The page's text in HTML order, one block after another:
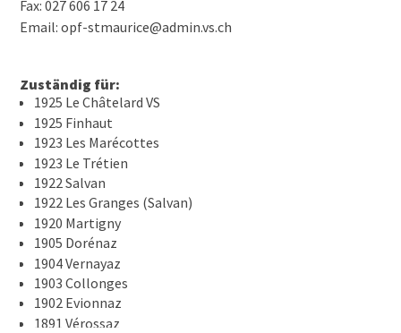
Fax: 027 606 17 24
Email: opf-stmaurice@admin.vs.ch
Zuständig für:
1925 Le Châtelard VS
1925 Finhaut
1923 Les Marécottes
1923 Le Trétien
1922 Salvan
1922 Les Granges (Salvan)
1920 Martigny
1905 Dorénaz
1904 Vernayaz
1903 Collonges
1902 Evionnaz
1891 Vérossaz